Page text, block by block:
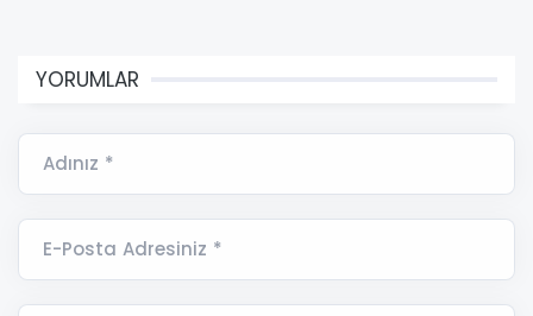
YORUMLAR
Adınız *
E-Posta Adresiniz *